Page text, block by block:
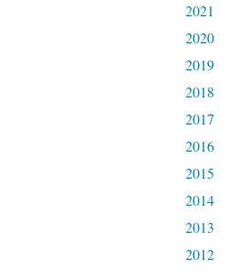
2021
2020
2019
2018
2017
2016
2015
2014
2013
2012